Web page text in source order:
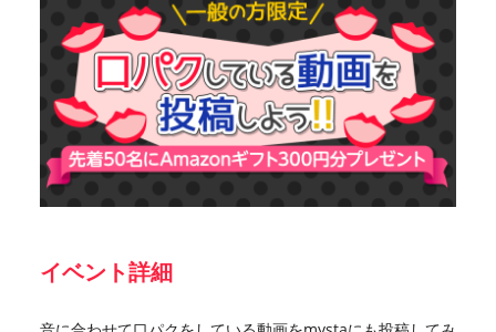
イベント詳細